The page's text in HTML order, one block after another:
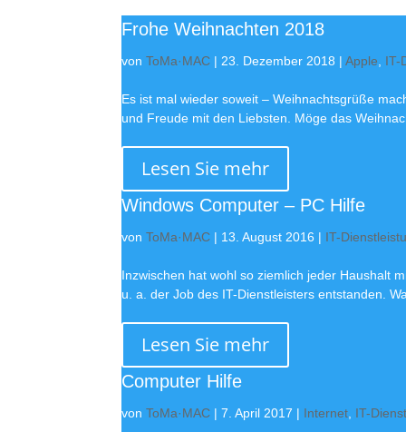
Frohe Weihnachten 2018
vonToMa·MAC | 23. Dezember 2018 |Apple IT-
Es ist mal wieder soweit – Weihnachtsgrüße
und Freude mit den Liebsten. Möge das
Lesen Sie mehr
Windows Computer – PC Hilfe
vonToMa·MAC | 13. August 2016 | IT-
Inzwischen hat wohl so ziemlich jeder Haushalt
u. a. der Job des IT-Dienstleisters entstanden.
Lesen Sie mehr
Computer Hilfe
vonToMa·MAC |7. April 2017 | Internet IT-